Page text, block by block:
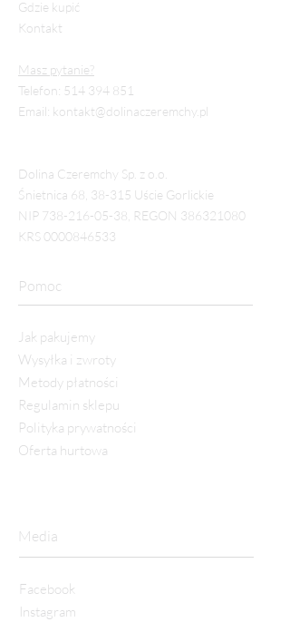
Gdzie kupić
Kontakt
Masz pytanie?
Telefon: 514 394 851
Email: kontakt@dolinaczeremchy.pl
Dolina Czeremchy Sp. z o.o.
Śnietnica 68, 38-315 Uście Gorlickie
NIP 738-216-05-38 , REGON 386321080
KRS 0000846533
Pomoc
Jak pakujemy
Wysyłka i zwroty
Metody płatności
Regulamin sklepu
Polityka prywatności
Oferta hurtowa
Media
Facebook
Instagram